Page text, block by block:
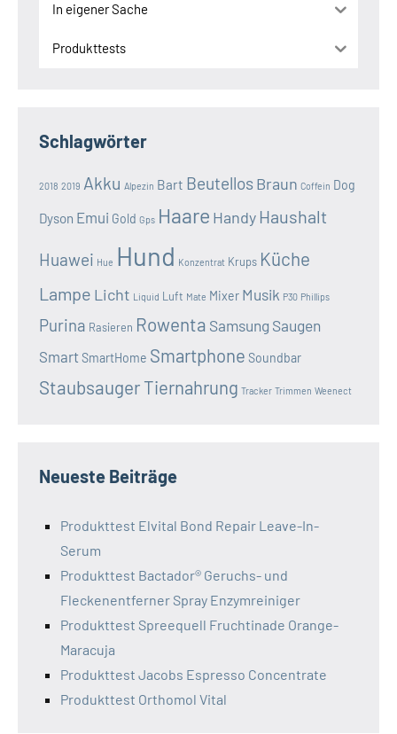
In eigener Sache
Produkttests
Schlagwörter
2018 2019 Akku Alpezin Bart BeutellosBraun Coffein Dog
Dyson Emui Gold Gps Haare Handy Haushalt
Huawei Hue Hund Konzentrat Krups Küche
Lampe Licht Liquid Luft Mate Mixer Musik P30 Phillips
Purina Rasieren Rowenta Samsung Saugen
SmartSmartHome Smartphone Soundbar
Staubsauger Tiernahrung Tracker Trimmen Weenect
Neueste Beiträge
Produkttest Elvital Bond Repair Leave-In-
Serum
Produkttest Bactador® Geruchs- und
Fleckenentferner Spray Enzymreiniger
Produkttest Spreequell Fruchtinade Orange-
Maracuja
Produkttest Jacobs Espresso Concentrate
Produkttest Orthomol Vital